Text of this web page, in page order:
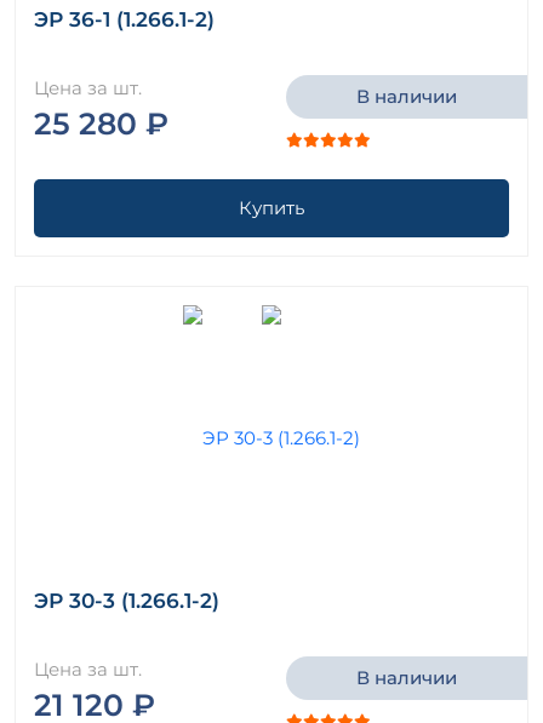
ЭР 36-1 (1.266.1-2)
Цена за шт.
25 280 ₽
В наличии
Купить
ЭР 30-3 (1.266.1-2)
Цена за шт.
21 120 ₽
В наличии